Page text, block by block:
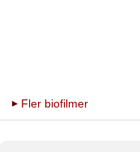
Fler biofilmer